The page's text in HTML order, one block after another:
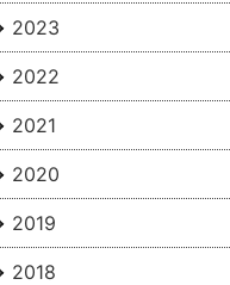
2023
2022
2021
2020
2019
2018